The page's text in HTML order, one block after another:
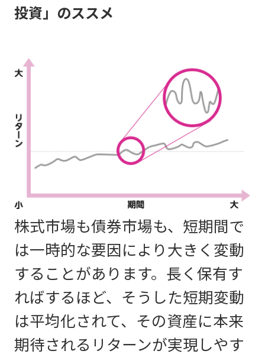
投資」のススメ
株式市場も債券市場も、短期間で
は一時的な要因により大きく変動
することがあります。長く保有す
ればするほど、そうした短期変動
は平均化されて、その資産に本来
期待されるリターンが実現しやす